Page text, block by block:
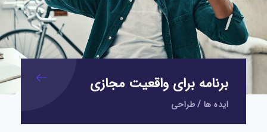
برنامه برای واقعیت مجازی
ایده ها /طراحی